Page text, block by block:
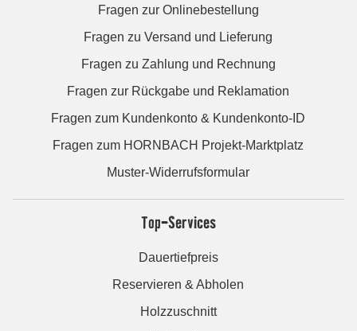
Fragen zur Onlinebestellung
Fragen zu Versand und Lieferung
Fragen zu Zahlung und Rechnung
Fragen zur Rückgabe und Reklamation
Fragen zum Kundenkonto & Kundenkonto-ID
Fragen zum HORNBACH Projekt-Marktplatz
Muster-Widerrufsformular
Top-Services
Dauertiefpreis
Reservieren & Abholen
Holzzuschnitt